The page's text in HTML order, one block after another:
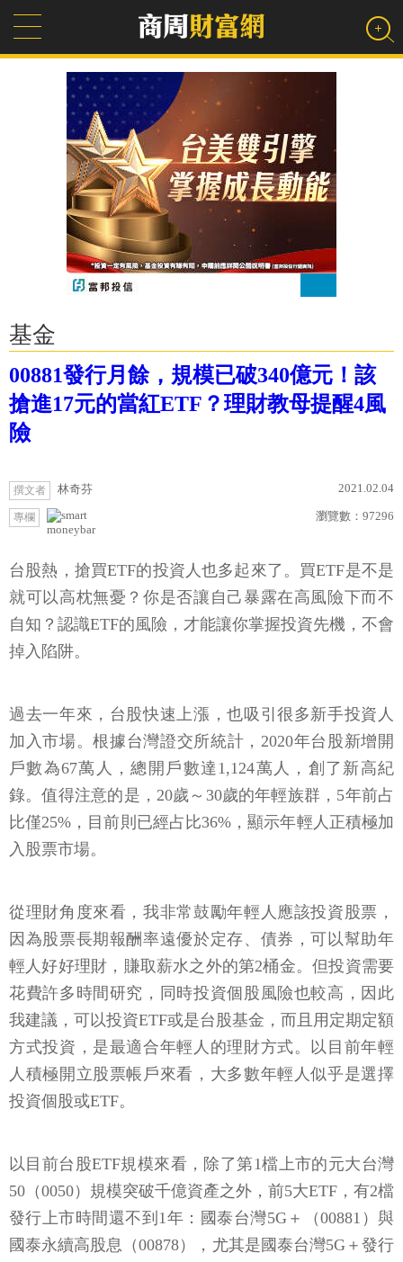
基金
00881發行月餘，規模已破340億元！該
搶進17元的當紅ETF？理財教母提醒4風
險
撰文者 林奇芬 2021.02.04
專欄
moneybar
瀏覽數： 97296
台股熱，搶買ETF的投資人也多起來了。買ETF是不是
就可以高枕無憂？你是否讓自己暴露在高風險下而不
自知？認識ETF的風險，才能讓你掌握投資先機，不會
掉入陷阱。
過去一年來，台股快速上漲，也吸引很多新手投資人
加入市場。根據台灣證交所統計，2020年台股新增開
戶數為67萬人，總開戶數達1,124萬人，創了新高紀
錄。值得注意的是，20歲～30歲的年輕族群，5年前占
比僅25%，目前則已經占比36%，顯示年輕人正積極加
入股票市場。
從理財角度來看，我非常鼓勵年輕人應該投資股票，
因為股票長期報酬率遠優於定存、債券，可以幫助年
輕人好好理財，賺取薪水之外的第2桶金。但投資需要
花費許多時間研究，同時投資個股風險也較高，因此
我建議，可以投資ETF或是台股基金，而且用定期定額
方式投資，是最適合年輕人的理財方式。以目前年輕
人積極開立股票帳戶來看，大多數年輕人似乎是選擇
投資個股或ETF。
以目前台股ETF規模來看，除了第1檔上市的元大台灣
50（0050）規模突破千億資產之外，前5大ETF，有2檔
發行上市時間還不到1年：國泰台灣5G＋（00881）與
國泰永續高股息（00878），尤其是國泰台灣5G＋發行